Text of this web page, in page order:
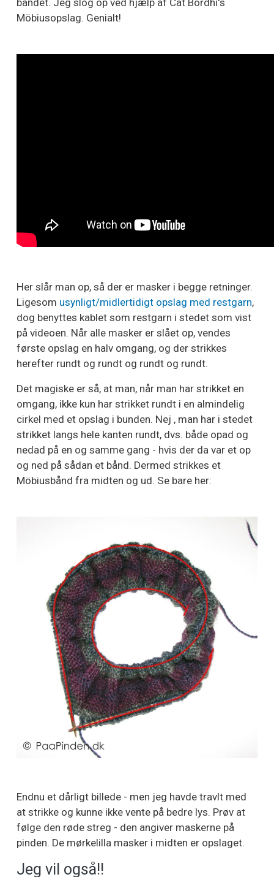
Möbiusopslag. Genialt!
Her slår man op, så der er masker i begge retninger.
Ligesom usynligt/midlertidigt opslag med restgarn,
dog benyttes kablet som restgarn i stedet som vist
på videoen. Når alle masker er slået op, vendes
første opslag en halv omgang, og der strikkes
herefter rundt og rundt og rundt og rundt.
Det magiske er så, at man, når man har strikket en
omgang, ikke kun har strikket rundt i en almindelig
cirkel med et opslag i bunden. Nej , man har i stedet
strikket langs hele kanten rundt, dvs. både opad og
nedad på en og samme gang - hvis der da var et op
og ned på sådan et bånd. Dermed strikkes et
Möbiusbånd fra midten og ud. Se bare her:
Endnu et dårligt billede - men jeg havde travlt med
at strikke og kunne ikke vente på bedre lys. Prøv at
følge den røde streg - den angiver maskerne på
pinden. De mørkelilla masker i midten er opslaget.
Jeg vil også!!